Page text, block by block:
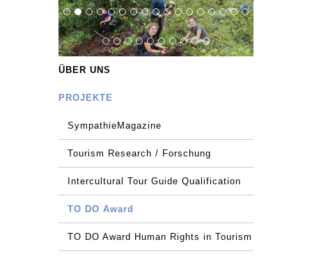
ÜBER UNS
PROJEKTE
SympathieMagazine
Tourism Research / Forschung
Intercultural Tour Guide Qualification
TO DO Award
TO DO Award Human Rights in Tourism